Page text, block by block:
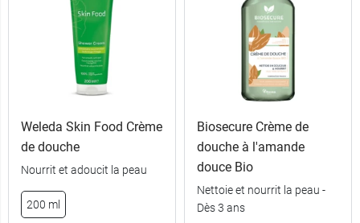
200 ml
Weleda Skin Food Crème
de douche
Nourrit et adoucit la peau
200 ml
Biosecure Crème de
douche à l'amande
douce Bio
Nettoie et nourrit la peau -
Dès 3 ans